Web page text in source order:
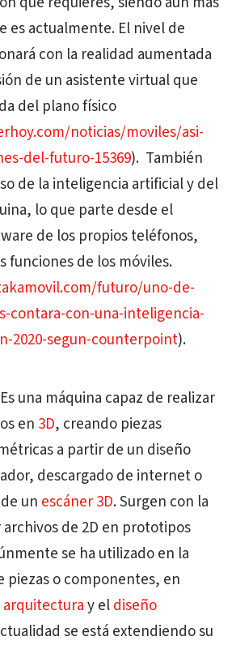
es actualmente. El nivel de
con la realidad aumentada
de un asistente virtual que
del plano físico
noticias/moviles/asi-
del-futuro-15369). También
de la inteligencia artificial y del
lo que parte desde el
de los propios teléfonos,
funciones de los móviles.
futuro/uno-de-
contara-con-una-inteligencia-
2020-segun-counterpoint).
una máquina capaz de realizar
en 3D, creando piezas
a partir de un diseño
descargado de internet o
un escáner 3D. Surgen con la
de 2D en prototipos
se ha utilizado en la
piezas o componentes, en
arquitecturay eldiseño
se está extendiendo su